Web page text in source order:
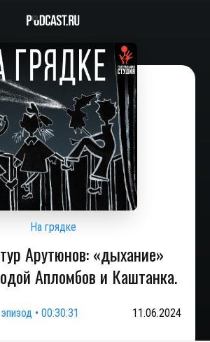
На грядке
Арутюнов: «дыхание»
Апломбов и Каштанка.
• 00:30:31 11.06.2024